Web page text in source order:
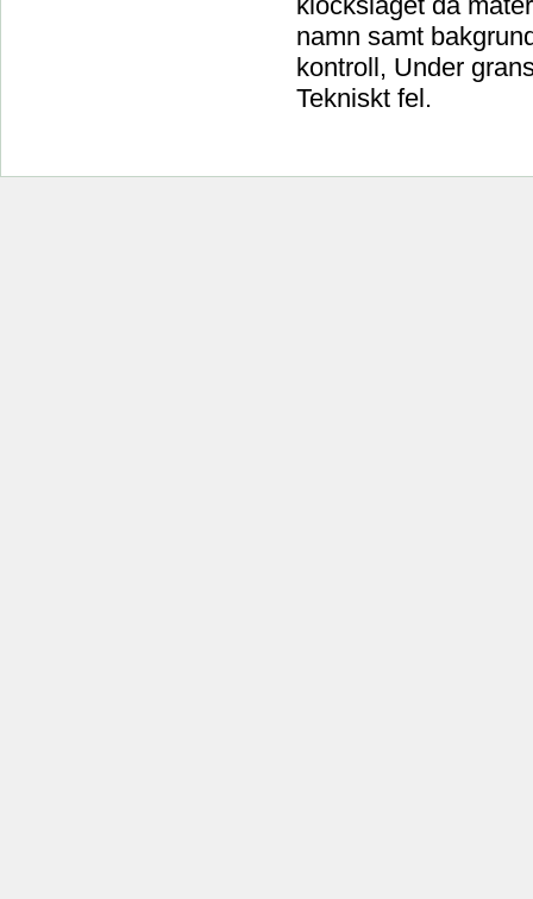
namn samt
kontroll, Under
Tekniskt fel.